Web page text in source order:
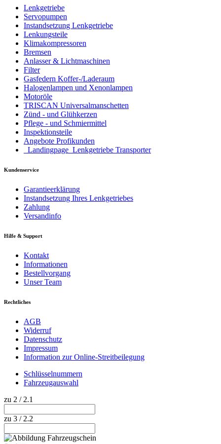
Lenkgetriebe
Servopumpen
Instandsetzung Lenkgetriebe
Lenkungsteile
Klimakompressoren
Bremsen
Anlasser & Lichtmaschinen
Filter
Gasfedern Koffer-/Laderaum
Halogenlampen und Xenonlampen
Motoröle
TRISCAN Universalmanschetten
Zünd - und Glühkerzen
Pflege - und Schmiermittel
Inspektionsteile
Angebote Profikunden
_Landingpage_Lenkgetriebe Transporter
Kundenservice
Garantieerklärung
Instandsetzung Ihres Lenkgetriebes
Zahlung
Versandinfo
Hilfe & Support
Kontakt
Informationen
Bestellvorgang
Unser Team
Rechtliches
AGB
Widerruf
Datenschutz
Impressum
Information zur Online-Streitbeilegung
Schlüsselnummern
Fahrzeugauswahl
zu 2 / 2.1
zu 3 / 2.2